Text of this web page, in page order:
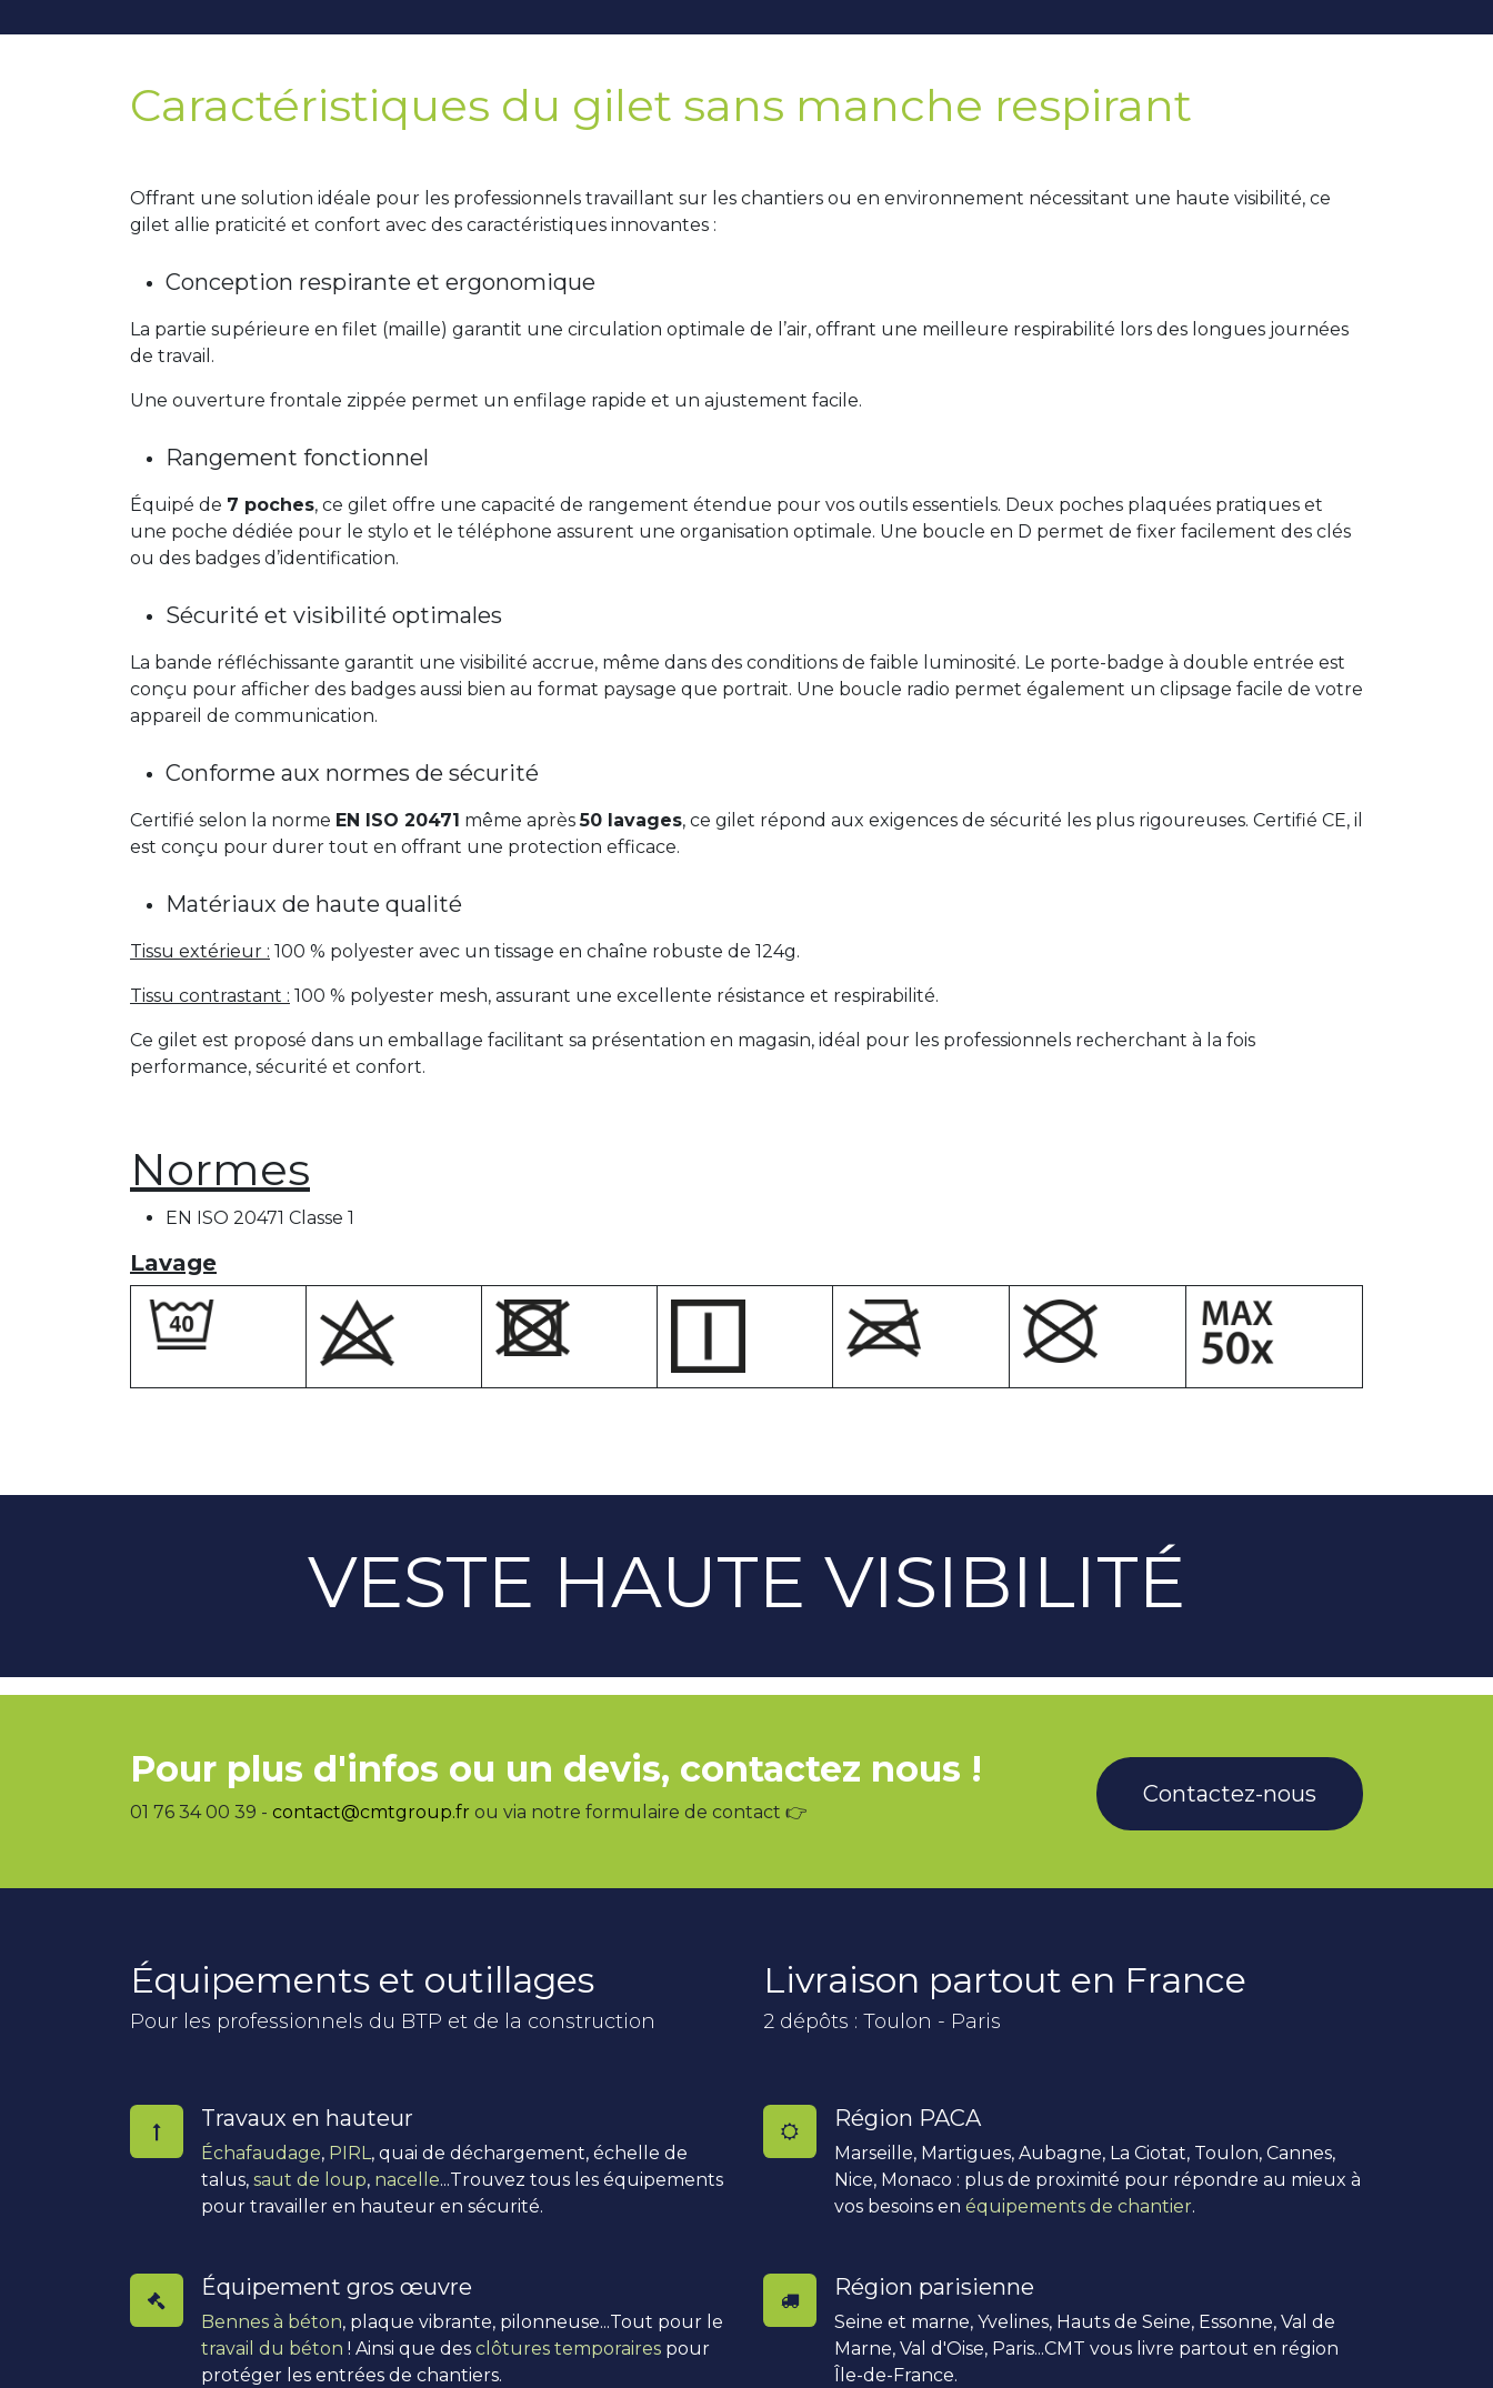
Caractéristiques du gilet sans manche respirant
Offrant une solution idéale pour les professionnels travaillant sur les chantiers ou en environnement nécessitant une haute visibilité, ce
gilet allie praticité et confort avec des caractéristiques innovantes :
Conception respirante et ergonomique
La partie supérieure en filet (maille) garantit une circulation optimale de l’air, offrant une meilleure respirabilité lors des longues journées
de travail.
Une ouverture frontale zippée permet un enfilage rapide et un ajustement facile.
Rangement fonctionnel
Équipé de 7 poches, ce gilet offre une capacité de rangement étendue pour vos outils essentiels. Deux poches plaquées pratiques et
une poche dédiée pour le stylo et le téléphone assurent une organisation optimale. Une boucle en D permet de fixer facilement des clés
ou des badges d’identification.
Sécurité et visibilité optimales
La bande réfléchissante garantit une visibilité accrue, même dans des conditions de faible luminosité. Le porte-badge à double entrée est
conçu pour afficher des badges aussi bien au format paysage que portrait. Une boucle radio permet également un clipsage facile de votre
appareil de communication.
Conforme aux normes de sécurité
Certifié selon la norme EN ISO 20471 même après50 lavages, ce gilet répond aux exigences de sécurité les plus rigoureuses. Certifié CE, il
est conçu pour durer tout en offrant une protection efficace.
Matériaux de haute qualité
Tissu extérieur : 100 % polyester avec un tissage en chaîne robuste de 124g.
Tissu contrastant : 100 % polyester mesh, assurant une excellente résistance et respirabilité.
Ce gilet est proposé dans un emballage facilitant sa présentation en magasin, idéal pour les professionnels recherchant à la fois
performance, sécurité et confort.
Normes
EN ISO 20471 Classe 1
Lavage
VESTE HAUTE VISIBILITÉ
Pour plus d'infos ou un devis, contactez nous !
01 76 34 00 39 - contact@cmtgroup.fr ou via notre formulaire de contact 👉
Contactez-nous
Équipements et outillages
Pour les professionnels du BTP et de la construction
Travaux en hauteur
Échafaudage, PIRL , quai de déchargement, échelle de
talus, saut de loup, nacelle...Trouvez tous les équipements
pour travailler en hauteur en sécurité.
Équipement gros œuvre
Bennes à béton, plaque vibrante, pilonneuse...Tout pour le
travail du béton ! Ainsi que des clôtures temporaires pour
protéger les entrées de chantiers.
Livraison partout en France
2 dépôts : Toulon - Paris
Région PACA
Marseille, Martigues, Aubagne, La Ciotat, Toulon, Cannes,
Nice, Monaco : plus de proximité pour répondre au mieux à
vos besoins en équipements de chantier.
Région parisienne
Seine et marne, Yvelines, Hauts de Seine, Essonne, Val de
Marne, Val d'Oise, Paris...CMT vous livre partout en région
Île-de-France.